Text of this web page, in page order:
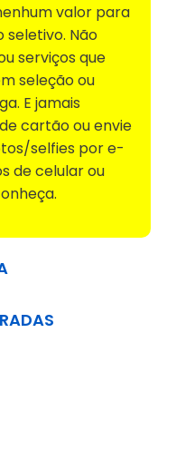
valor para
Não
serviços que
seleção ou
E jamais
cartão ou envie
selfies por e-
de celular ou